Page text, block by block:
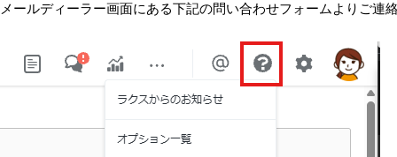
お客様アンケート
FAQ（β版）
メールディーラー画面にある下記の問い合わせフォームよりご連